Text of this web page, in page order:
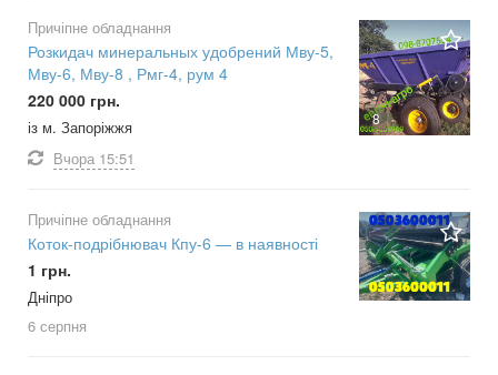
8
Причіпне обладнання
Розкидач минеральных удобрений Мву-5,
Мву-6, Мву-8 , Рмг-4, рум 4
220 000 грн.
із м. Запоріжжя
Вчора 15:51
Причіпне обладнання
Коток-подрібнювач Кпу-6 — в наявності
1 грн.
Дніпро
6 серпня